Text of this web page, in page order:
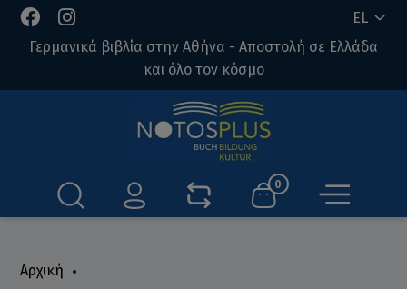
EL
Γερμανικά βιβλία στην Αθήνα - Αποστολή σε Ελλάδα
και όλο τον κόσμο
0
Αρχική